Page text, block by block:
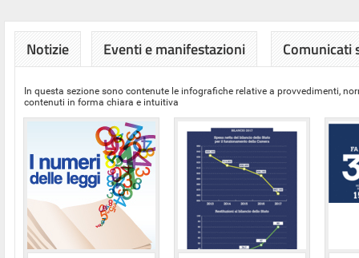
Notizie Eventi e manifestazioni Comunicati
In questa sezione sono contenute le infografiche relative a provvedimenti,
contenuti in forma chiara e intuitiva